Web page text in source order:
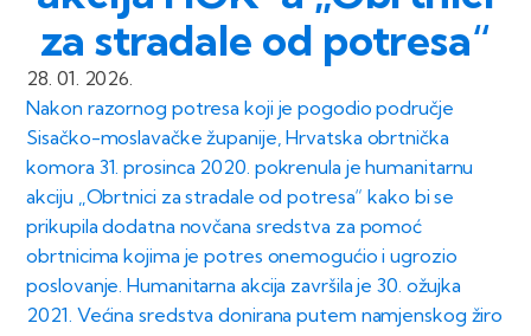
za stradale od potresa“
28. 01. 2026.
Nakon razornog potresa koji je pogodio područje
Sisačko-moslavačke županije, Hrvatska obrtnička
komora 31. prosinca 2020. pokrenula je humanitarnu
akciju „Obrtnici za stradale od potresa“ kako bi se
prikupila dodatna novčana sredstva za pomoć
obrtnicima kojima je potres onemogućio i ugrozio
poslovanje. Humanitarna akcija završila je 30. ožujka
2021. Većina sredstva donirana putem namjenskog žiro